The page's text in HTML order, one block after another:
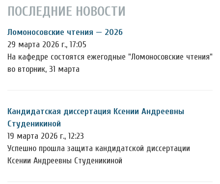
ПОСЛЕДНИЕ НОВОСТИ
Ломоносовские чтения — 2026
29 марта 2026 г., 17:05
На кафедре состоятся ежегодные "Ломоносовские чтения"
во вторник, 31 марта
Кандидатская диссертация Ксении Андреевны
Студеникиной
19 марта 2026 г., 12:23
Успешно прошла защита кандидатской диссертации
Ксении Андреевны Студеникиной